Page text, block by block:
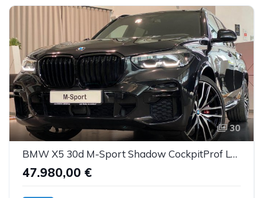
30
BMW X5 30d M-Sport Shadow CockpitProf Leder ACC 22"
47.980,00 €